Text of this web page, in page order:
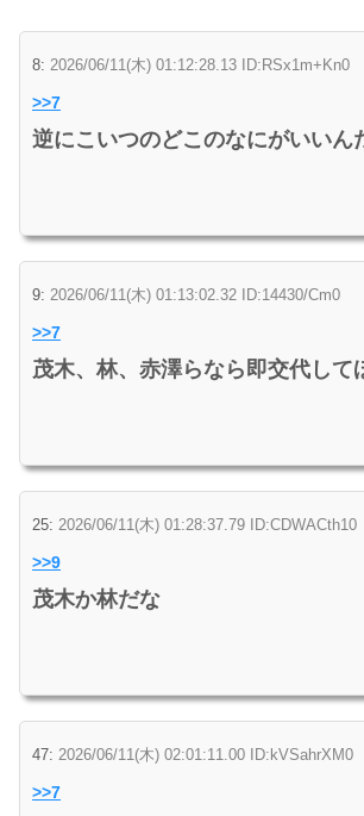
8: 2026/06/11(木) 01:12:28.13 ID:RSx1m+Kn0
>>7
逆にこいつのどこのなにがいいん
9: 2026/06/11(木) 01:13:02.32 ID:14430/Cm0
>>7
茂木、林、赤澤らなら即交代して
25: 2026/06/11(木) 01:28:37.79 ID:CDWACth10
>>9
茂木か林だな
47: 2026/06/11(木) 02:01:11.00 ID:kVSahrXM0
>>7